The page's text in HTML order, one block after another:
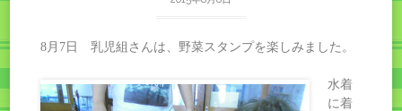
8月7日 乳児組さんは、野菜スタンプを楽しみました。
水着
に着